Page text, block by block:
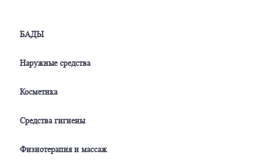
БАДЫ
Наружные средства
Косметика
Средства гигиены
Физиотерапия и массаж